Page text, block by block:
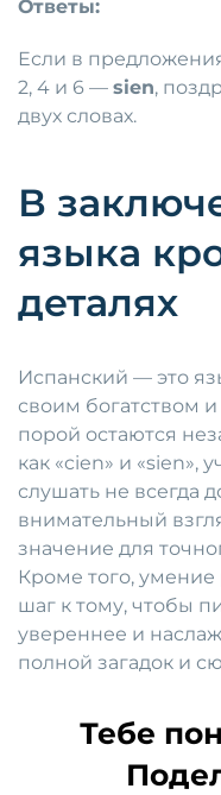
Ответы:
Если в
2, 4 и 6 — sien,
двух словах.
В
языка
деталях
Испанский — это
своим богатством
порой остаются
как «cien» и «sien»,
слушать не всегда
внимательный
значение для
Кроме того,
шаг к тому, чтобы
увереннее и
полной загадок и
Тебе